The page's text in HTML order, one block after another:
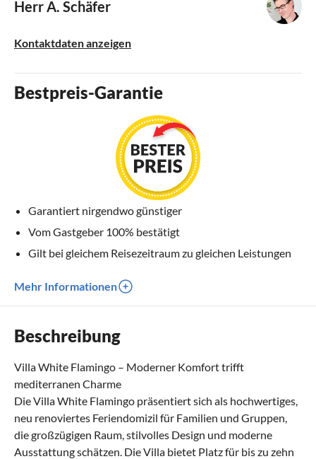
Herr A. Schäfer
Kontaktdaten anzeigen
Bestpreis-Garantie
Garantiert nirgendwo günstiger
Vom Gastgeber 100% bestätigt
Gilt bei gleichem Reisezeitraum zu gleichen Leistungen
Mehr Informationen
Beschreibung
Villa White Flamingo – Moderner Komfort trifft
mediterranen Charme
Die Villa White Flamingo präsentiert sich als hochwertiges,
neu renoviertes Feriendomizil für Familien und Gruppen,
die großzügigen Raum, stilvolles Design und moderne
Ausstattung schätzen. Die Villa bietet Platz für bis zu zehn